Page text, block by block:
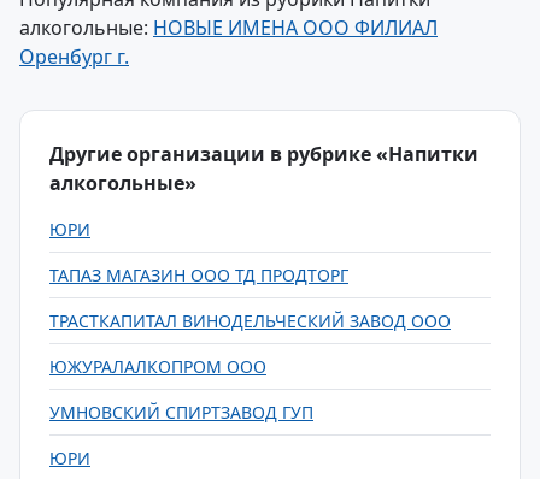
алкогольные: НОВЫЕ ИМЕНА ООО ФИЛИАЛ
Оренбург г.
Другие организации в рубрике «Напитки
алкогольные»
ЮРИ
ТАПАЗ МАГАЗИН ООО ТД ПРОДТОРГ
ТРАСТКАПИТАЛ ВИНОДЕЛЬЧЕСКИЙ ЗАВОД ООО
ЮЖУРАЛАЛКОПРОМ ООО
УМНОВСКИЙ СПИРТЗАВОД ГУП
ЮРИ